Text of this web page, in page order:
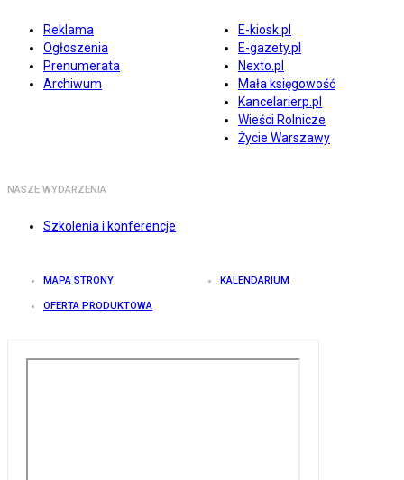
Reklama
Ogłoszenia
Prenumerata
Archiwum
E-kiosk.pl
E-gazety.pl
Nexto.pl
Mała księgowość
Kancelarierp.pl
Wieści Rolnicze
Życie Warszawy
NASZE WYDARZENIA
Szkolenia i konferencje
MAPA STRONY KALENDARIUM
OFERTA PRODUKTOWA